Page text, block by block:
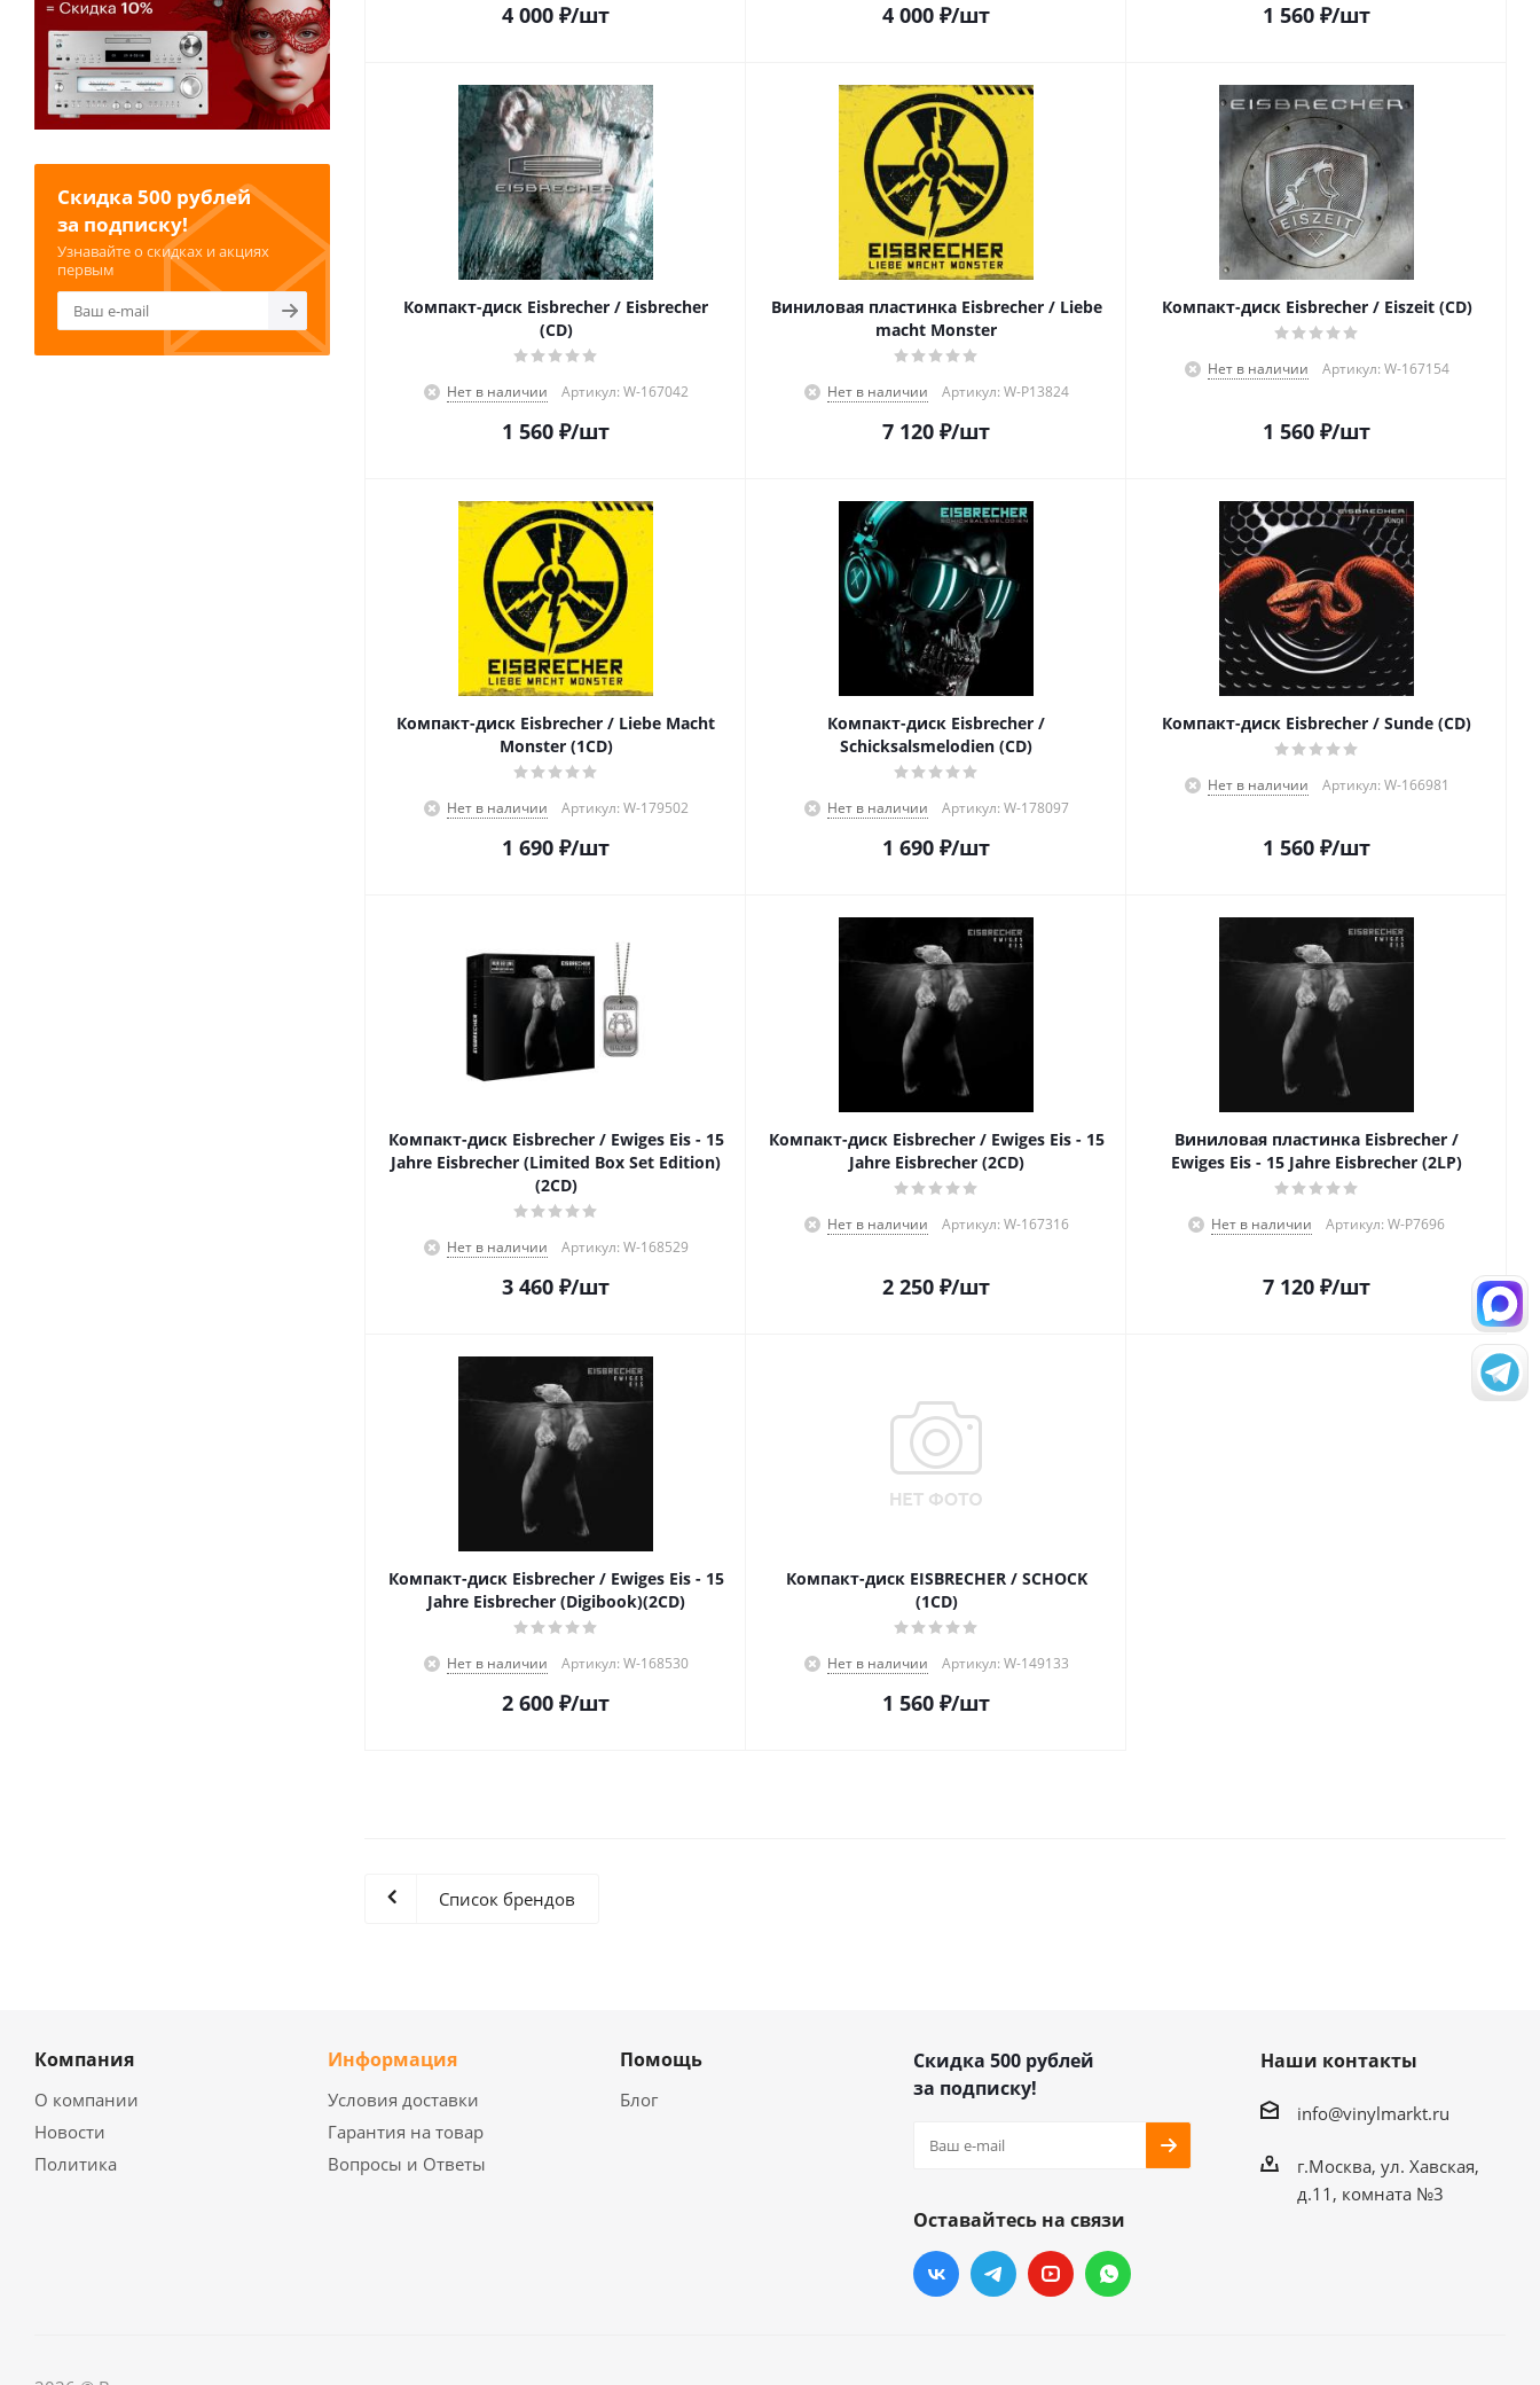
4 000 ₽/шт 4 000 ₽/шт 1 560 ₽/шт
Компакт-диск Eisbrecher / Eisbrecher
(CD)
Нет в наличии Артикул: W-167042
1 560 ₽/шт
Виниловая пластинка Eisbrecher / Liebe
macht Monster
Нет в наличии Артикул: W-P13824
7 120 ₽/шт
Компакт-диск Eisbrecher / Eiszeit (CD)
Нет в наличии Артикул: W-167154
1 560 ₽/шт
Компакт-диск Eisbrecher / Liebe Macht
Monster (1CD)
Нет в наличии Артикул: W-179502
1 690 ₽/шт
Компакт-диск Eisbrecher /
Schicksalsmelodien (CD)
Нет в наличии Артикул: W-178097
1 690 ₽/шт
Компакт-диск Eisbrecher / Sunde (CD)
Нет в наличии Артикул: W-166981
1 560 ₽/шт
Компакт-диск Eisbrecher / Ewiges Eis - 15
Jahre Eisbrecher (Limited Box Set Edition)
(2CD)
Нет в наличии Артикул: W-168529
3 460 ₽/шт
Компакт-диск Eisbrecher / Ewiges Eis - 15
Jahre Eisbrecher (2CD)
Нет в наличии Артикул: W-167316
2 250 ₽/шт
Виниловая пластинка Eisbrecher /
Ewiges Eis - 15 Jahre Eisbrecher (2LP)
Нет в наличии Артикул: W-P7696
7 120 ₽/шт
Компакт-диск Eisbrecher / Ewiges Eis - 15
Jahre Eisbrecher (Digibook)(2CD)
Нет в наличии Артикул: W-168530
2 600 ₽/шт
Компакт-диск EISBRECHER / SCHOCK
(1CD)
Нет в наличии Артикул: W-149133
1 560 ₽/шт
Список брендов
Скидка 500 рублей
за подписку!
Узнавайте о скидках и акциях
первым
Компания
О компании
Новости
Политика
Информация
Условия доставки
Гарантия на товар
Вопросы и Ответы
Помощь
Блог
Скидка 500 рублей
за подписку!
Оставайтесь на связи
Наши контакты
info@vinylmarkt.ru
г.Москва, ул. Хавская,
д.11, комната №3